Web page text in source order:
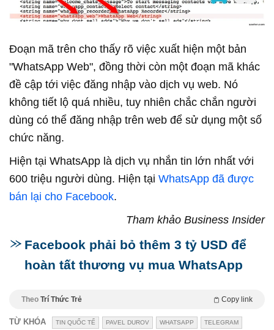
Đoạn mã trên cho thấy rõ việc xuất hiện một bản
"WhatsApp Web", đồng thời còn một đoạn mã khác
đề cập tới việc đăng nhập vào dịch vụ web. Nó
không tiết lộ quá nhiều, tuy nhiên chắc chắn người
dùng có thể đăng nhập trên web để sử dụng một số
chức năng.
Hiện tại WhatsApp là dịch vụ nhắn tin lớn nhất với
600 triệu người dùng. Hiện tại WhatsApp đã được
bán lại cho Facebook.
Tham khảo Business Insider
Facebook phải bỏ thêm 3 tỷ USD để
hoàn tất thương vụ mua WhatsApp
Theo Trí Thức Trẻ Copy link
TỪ KHÓA TIN QUỐC TẾ PAVEL DUROV WHATSAPP TELEGRAM